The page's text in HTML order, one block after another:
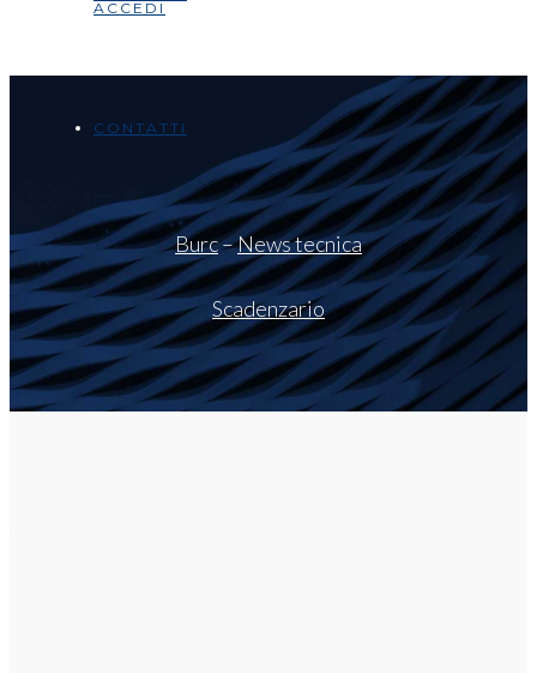
ACCEDI
CONTATTI
Burc–News tecnica
Scadenzario